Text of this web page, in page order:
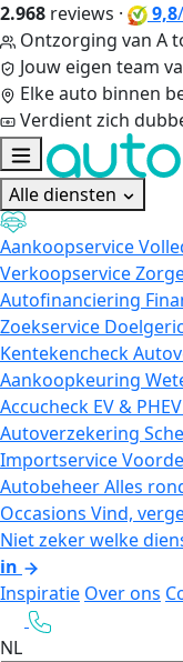
2.968 reviews · 9,8
Ontzorging van A
Jouw eigen team
Elke auto binnen
Verdient zich
Alle diensten
Aankoopservice
Verkoopservice
Autofinanciering
Zoekservice
Kentekencheck
Aankoopkeuring
Accucheck EV & PHEV
Autoverzekering
Importservice
AutobeheerAlles
Occasions Vind,
Niet zeker welke
in
Inspiratie Over ons
NL